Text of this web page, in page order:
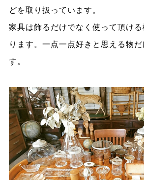
どを取り扱っています。
家具は飾るだけでなく使って頂け
ります。一点一点好きと思える物
す。